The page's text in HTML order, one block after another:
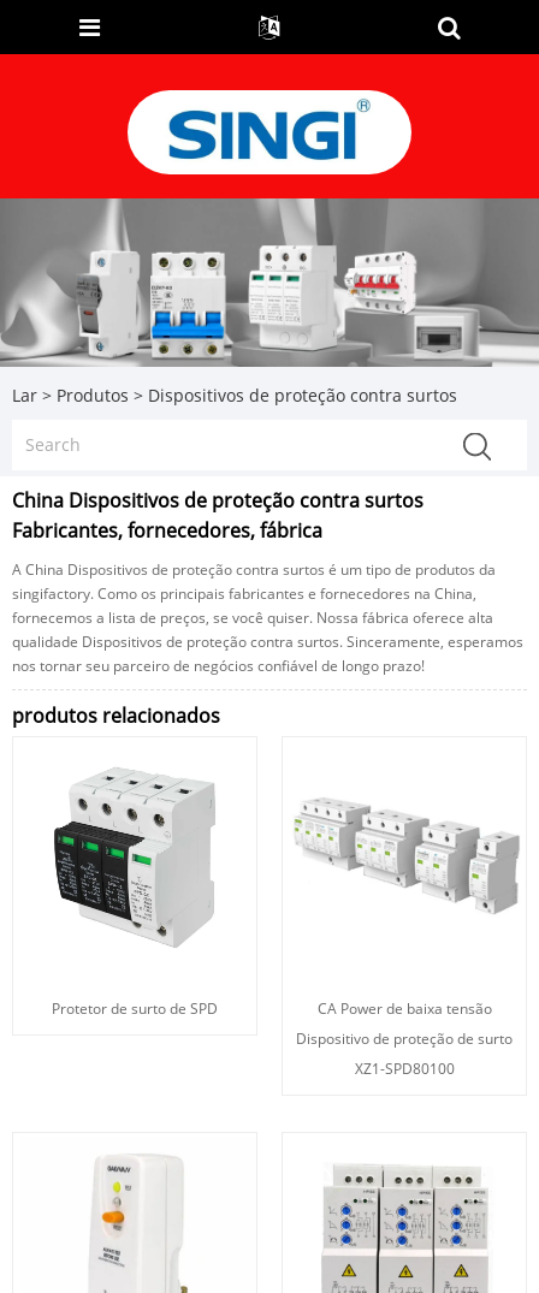
Lar > Produtos > Dispositivos de proteção contra surtos
China Dispositivos de proteção contra surtos
Fabricantes, fornecedores, fábrica
A China Dispositivos de proteção contra surtos é um tipo de produtos da
singifactory. Como os principais fabricantes e fornecedores na China,
fornecemos a lista de preços, se você quiser. Nossa fábrica oferece alta
qualidade Dispositivos de proteção contra surtos. Sinceramente, esperamos
nos tornar seu parceiro de negócios confiável de longo prazo!
produtos relacionados
Protetor de surto de SPD
CA Power de baixa tensão
Dispositivo de proteção de surto
XZ1-SPD80100